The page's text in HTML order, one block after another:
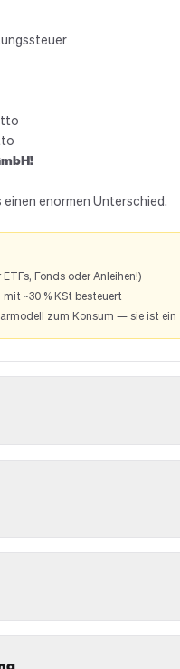
enormen Unterschied.
Fonds oder Anleihen!)
~30 % KSt besteuert
zum Konsum — sie ist